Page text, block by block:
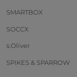
SMARTBOX
SOCCX
s.Oliver
SPIKES & SPARROW